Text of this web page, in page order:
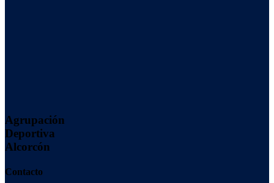
Agrupación
Deportiva
Alcorcón
Contacto